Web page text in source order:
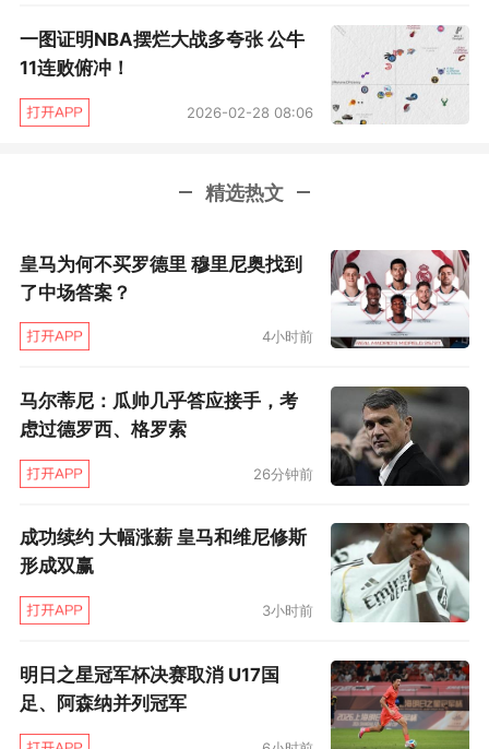
林斯都曾进入外界的讨论范围内。“谁将会是另一
支愿意通过交易对阵容进行颠覆性改变的球队
呢？或许是费城？我不知道，大家也只能静待事
情的发生。”马克斯说道。
在阿特金森离开篮网之前，因为糟糕的竞技状
帅雅克•沃恩接过球队教鞭之后，他所做出的第一
个阵容变动，就是用小乔丹代替阿伦，出任球队
的首发中锋。除了小乔丹之外，新秀克拉克斯顿
能来挑战阿伦首发中锋的位置。在拥有后三位球
员，多达三种配置选择的情况下，阿伦很有可能
成为被交易牺牲的那一个。
一图证明NBA摆烂大战多夸张 公牛
11连败俯冲！
2026-02-28 08:06
精选热文
皇马为何不买罗德里 穆里尼奥找到
了中场答案？
4小时前
马尔蒂尼：瓜帅几乎答应接手，考
虑过德罗西、格罗索
26分钟前
成功续约 大幅涨薪 皇马和维尼修斯
形成双赢
3小时前
明日之星冠军杯决赛取消 U17国
足、阿森纳并列冠军